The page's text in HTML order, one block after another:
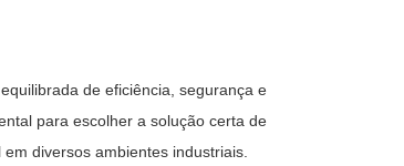
de eficiência, segurança e
para escolher a solução certa de
diversos ambientes industriais.